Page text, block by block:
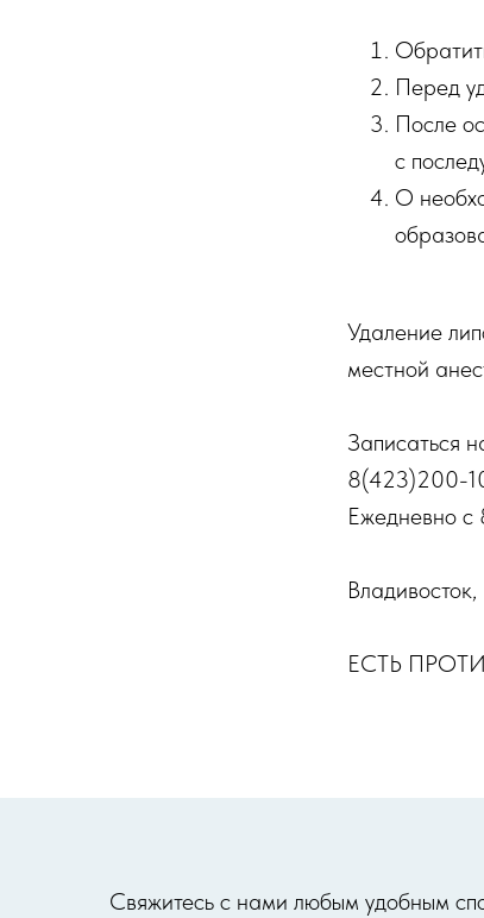
Перед
После
с
О
Удаление
местной
Записаться
8(423)200-
Ежедневно
ЕСТЬ
Cвяжитесь с нами любым удобным